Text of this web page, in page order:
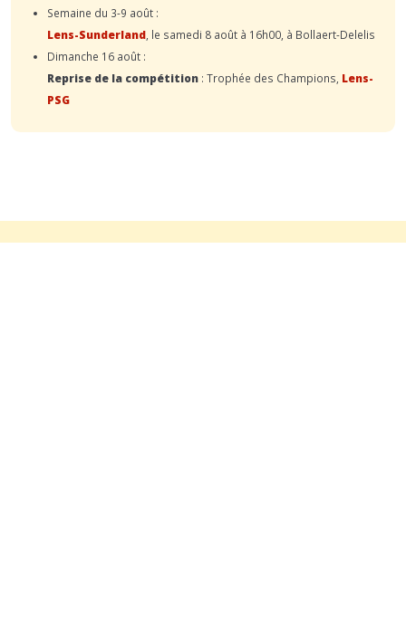
Semaine du 3-9 août :
Lens-Sunderland , le samedi 8 août à 16h00, à Bollaert-Delelis
Dimanche 16 août :
Reprise de la compétition : Trophée des Champions, Lens-
PSG